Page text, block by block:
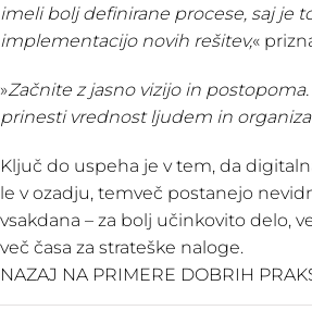
imeli bolj definirane procese, saj je
implementacijo novih rešitev,«
»Začnite z jasno vizijo in
prinesti vrednost ljudem in
Ključ do uspeha je v tem, da
le v ozadju, temveč postanejo
vsakdana – za bolj učinkovito delo,
več časa za strateške naloge.
NAZAJ NA PRIMERE DOBRIH